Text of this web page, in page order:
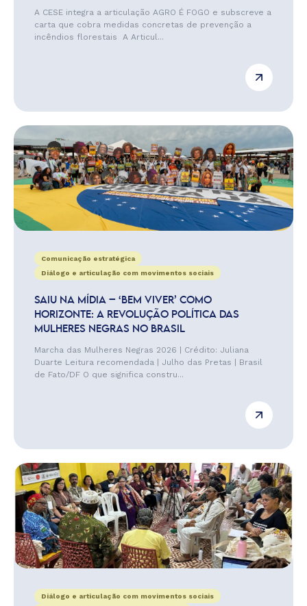
A CESE integra a articulação AGRO É FOGO e subscreve a
carta que cobra medidas concretas de prevenção a
incêndios florestais A Articul...
Comunicação estratégica
Diálogo e articulação com movimentos sociais
SAIU NA MÍDIA – ‘BEM VIVER’ COMO
HORIZONTE: A REVOLUÇÃO POLÍTICA DAS
MULHERES NEGRAS NO BRASIL
Marcha das Mulheres Negras 2026 | Crédito: Juliana
Duarte Leitura recomendada | Julho das Pretas | Brasil
de Fato/DF O que significa constru...
Diálogo e articulação com movimentos sociais